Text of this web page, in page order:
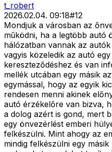
t_robert
2026.02.04. 09:18#12
Mondjuk a városban az
működni, ha a legtöbb autó
hálózatban vannak az
vagyis közeledik az autó
kereszteződéshez és van
mellék utcában egy másik
egymással, hogy az egyik
rendesen menni akinek
autó érzékelőre van bizva,
a dolog azért is gond, mert
egy önvezérlést emberi
felkészülni. Mint ahogy az
mindig felkészülni egy